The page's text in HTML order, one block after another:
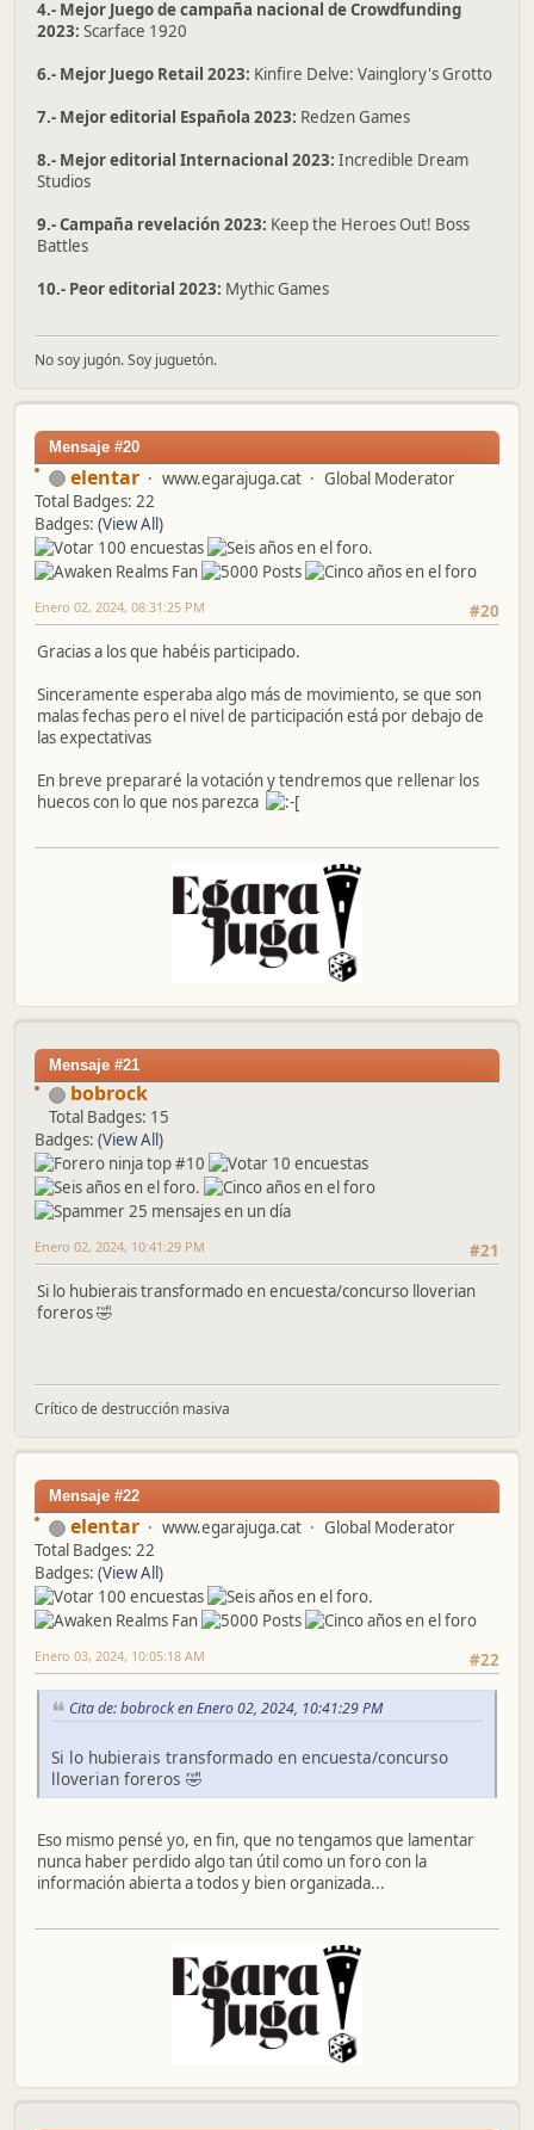
4.- Mejor Juego de campaña nacional de Crowdfunding
2023: Scarface 1920
6.- Mejor Juego Retail 2023: Kinfire Delve: Vainglory's Grotto
7.- Mejor editorial Española 2023: Redzen Games
8.- Mejor editorial Internacional 2023: Incredible Dream
Studios
9.- Campaña revelación 2023: Keep the Heroes Out! Boss
Battles
10.- Peor editorial 2023: Mythic Games
No soy jugón. Soy juguetón.
Mensaje #20
elentar www.egarajuga.cat
Global Moderator
Total Badges: 22
Badges: (View All)
#20
Enero 02, 2024, 08:31:25 PM
Gracias a los que habéis participado.
Sinceramente esperaba algo más de movimiento, se que son
malas fechas pero el nivel de participación está por debajo de
las expectativas
En breve prepararé la votación y tendremos que rellenar los
huecos con lo que nos parezca
Mensaje #21
bobrock
Total Badges: 15
Badges: (View All)
#21
Enero 02, 2024, 10:41:29 PM
Si lo hubierais transformado en encuesta/concurso lloverian
foreros 🤣
Crítico de destrucción masiva
Mensaje #22
elentar www.egarajuga.cat
Global Moderator
Total Badges: 22
Badges: (View All)
#22
Enero 03, 2024, 10:05:18 AM
Cita de: bobrock en Enero 02, 2024, 10:41:29 PM
Si lo hubierais transformado en encuesta/concurso
lloverian foreros 🤣
Eso mismo pensé yo, en fin, que no tengamos que lamentar
nunca haber perdido algo tan útil como un foro con la
información abierta a todos y bien organizada...